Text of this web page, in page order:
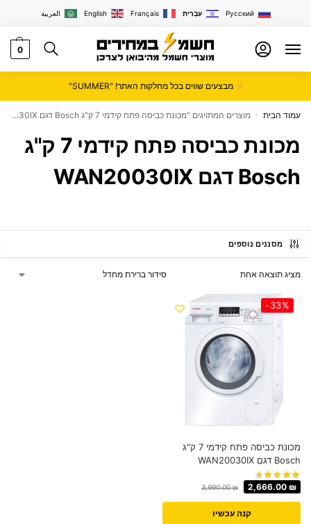
العربية English Français עִבְרִית Русский
0
מבצעים שווים בכל מחלקות האתר! "SUMMER"
עמוד הבית / מוצרים המתויגים “מכונת כביסה פתח קידמי 7 ק"ג Bosch דגם WAN20030IX”
מכונת כביסה פתח קידמי 7 ק"ג
Bosch דגם WAN20030IX
מסננים נוספים
מציג תוצאה אחת
-33%
מכונת כביסה פתח קידמי 7 ק"ג
Bosch דגם WAN20030IX
3,990.00₪ 2,666.00 ₪
קנה עכשיו